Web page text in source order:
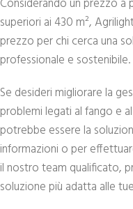
superiori ai 430 m²,
prezzo per chi cerca una
professionale e sostenibile.
Se desideri migliorare la
problemi legati al fango e
potrebbe essere la
informazioni o per
il nostro team qualificato,
soluzione più adatta alle